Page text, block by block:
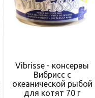
Vibrisse - консервы
Вибрисс с
океанической рыбой
для котят 70 г